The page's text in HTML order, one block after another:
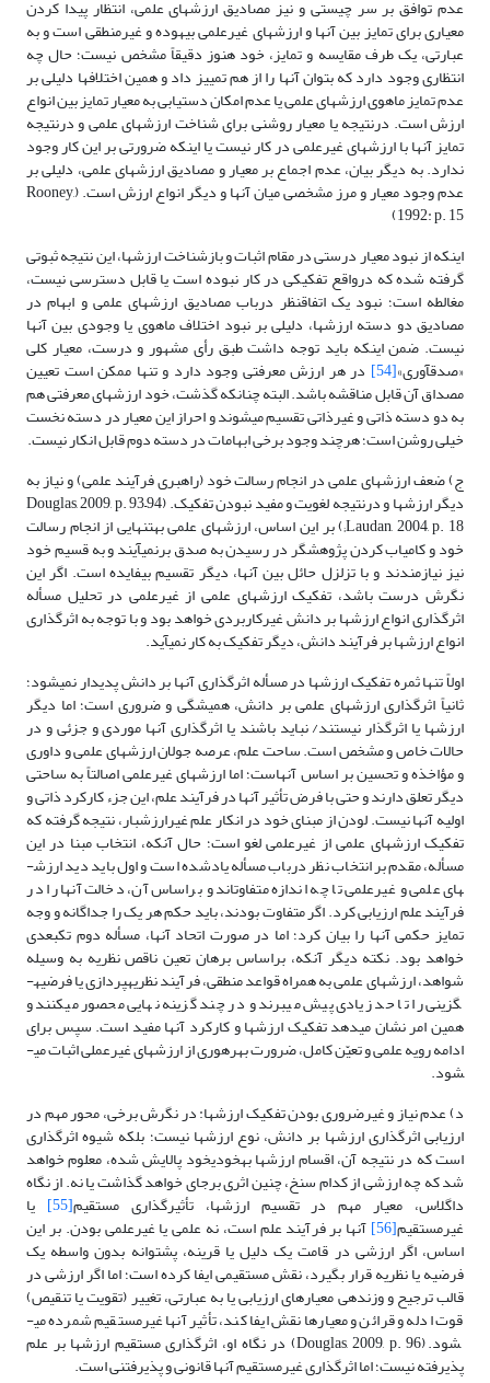
عدم توافق بر سر چیستی و نیز مصادیق ارزش­های علمی، انتظار پیدا کردن
معیاری برای تمایز بین آنها و ارزش­های غیرعلمی بیهوده و غیرمنطقی است و به
عبارتی، یک طرف مقایسه و تمایز، خود هنوز دقیقاً مشخص نیست؛ حال چه
انتظاری وجود دارد که بتوان آنها را از هم تمییز داد و همین اختلاف­ها دلیلی بر
عدم تمایز ماهوی ارزش­های علمی یا عدم امکان دستیابی به معیار تمایز بین انواع
ارزش است. درنتیجه یا معیار روشنی برای شناخت ارزش­های علمی و درنتیجه
تمایز آنها با ارزش­های غیرعلمی در کار نیست یا اینکه ضرورتی بر این کار وجود
ندارد. به دیگر بیان، عدم اجماع بر معیار و مصادیق ارزش­های علمی، دلیلی بر
عدم وجود معیار و مرز مشخصی میان آنها و دیگر انواع ارزش است. (Rooney,
1992: p. 15)
اینکه از نبود معیار درستی در مقام اثبات و بازشناخت ارزش­ها، این نتیجه ثبوتی
گرفته شده که درواقع تفکیکی در کار نبوده است یا قابل دسترسی نیست،
مغالطه است؛ نبود یک اتفاق­نظر درباب مصادیق ارزش­های علمی و ابهام در
مصادیق دو دسته ارزش­ها، دلیلی بر نبود اختلاف ماهوی یا وجودی بین آنها
نیست. ضمن اینکه باید توجه داشت طبق رأی مشهور و درست، معیار کلی
«صدق­آوری»[54] در هر ارزش معرفتی وجود دارد و تنها ممکن است تعیین
مصداق آن قابل مناقشه باشد. البته چنان­که گذشت، خود ارزش­های معرفتی هم
به دو دسته ذاتی و غیرذاتی تقسیم می­شوند و احراز این معیار در دسته نخست
خیلی روشن است؛ هرچند وجود برخی ابهامات در دسته دوم قابل انکار نیست.
ج) ضعف ارزش­های علمی در انجام رسالت خود (راهبری فرآیند علمی) و نیاز به
دیگر ارزش­ها و درنتیجه لغویت و مفید نبودن تفکیک. (Douglas, 2009, p. 93–94
Laudan, 2004, p. 18;) بر این اساس، ارزش­های علمی به­تنهایی از انجام رسالت
خود و کامیاب کردن پژوهشگر در رسیدن به صدق برنمی­آیند و به قسیم خود
نیز نیازمندند و با تزلزل حائل بین آنها، دیگر تقسیم بی­فایده است. اگر این
نگرش درست باشد، تفکیک ارزش­های علمی از غیرعلمی در تحلیل مسأله
اثرگذاری انواع ارزش­ها بر دانش غیرکاربردی خواهد بود و با توجه به اثرگذاری
انواع ارزش­ها بر فرآیند دانش، دیگر تفکیک به کار نمی­آید.
اولاً تنها ثمره تفکیک ارزش­ها در مسأله اثرگذاری آنها بر دانش پدیدار نمی­شود؛
ثانیاً اثرگذاری ارزش­های علمی بر دانش، همیشگی و ضروری است؛ اما دیگر
ارزش­ها یا اثرگذار نیستند/ نباید باشند یا اثرگذاری آنها موردی و جزئی و در
حالات خاص و مشخص است. ساحت علم، عرصه جولان ارزش­های علمی و داوری
و مؤاخذه و تحسین بر اساس آنهاست؛ اما ارزش­های غیرعلمی اصالتاً به ساحتی
دیگر تعلق دارند و حتی با فرض تأثیر آنها در فرآیند علم، این جزء کارکرد ذاتی و
اولیه آنها نیست. لودن از مبنای خود در انکار علم غیرارزش­بار، نتیجه گرفته که
تفکیک ارزش­های علمی از غیرعلمی لغو است؛ حال آنکه، انتخاب مبنا در این
مسأله، مقدم بر انتخاب نظر درباب مسأله یادشده است و اول باید دید ارزش­
های علمی و غیرعلمی تا چه اندازه متفاوت­اند و براساس آن، دخالت آنها را در
فرآیند علم ارزیابی کرد. اگر متفاوت بودند، باید حکم هر یک را جداگانه و وجه
تمایز حکمی آنها را بیان کرد؛ اما در صورت اتحاد آنها، مسأله دوم تک­بعدی
خواهد بود. نکته دیگر آنکه، براساس برهان تعین ناقص نظریه به وسیله
شواهد، ارزش­های علمی به همراه قواعد منطقی، فرآیند نظریه­پردازی یا فرضیه­
گزینی را تا حد زیادی پیش می­برند و در چند گزینه نهایی محصور می­کنند و
همین امر نشان می­دهد تفکیک ارزش­ها و کارکرد آنها مفید است. سپس برای
ادامه رویه علمی و تعیّن کامل، ضرورت بهره­وری از ارزش­های غیرعملی اثبات می­
شود.
د) عدم نیاز و غیرضروری بودن تفکیک ارزش­ها: در نگرش برخی، محور مهم در
ارزیابی اثرگذاری ارزش­ها بر دانش، نوع ارزش­ها نیست؛ بلکه شیوه اثرگذاری
است که در نتیجه آن، اقسام ارزش­ها به­خودی­خود پالایش شده، معلوم خواهد
شد که چه ارزشی از کدام سنخ، چنین اثری برجای خواهد گذاشت یا نه. از نگاه
داگلاس، معیار مهم در تقسیم ارزش­ها، تأثیرگذاری مستقیم[55] یا
غیرمستقیم[56] آنها بر فرآیند علم است، نه علمی یا غیرعلمی بودن. بر این
اساس، اگر ارزشی در قامت یک دلیل یا قرینه، پشتوانه بدون واسطه یک
فرضیه یا نظریه قرار بگیرد، نقش مستقیمی ایفا کرده است؛ اما اگر ارزشی در
قالب ترجیح و وزن­دهی معیارهای ارزیابی یا به عبارتی، تغییر (تقویت یا تنقیص)
قوت ادله و قرائن و معیارها نقش ایفا کند، تأثیر آنها غیرمستقیم شمرده می­
شود. (Douglas, 2009, p. 96) در نگاه او، اثرگذاری مستقیم ارزش­ها بر علم
پذیرفته نیست؛ اما اثرگذاری غیرمستقیم آنها قانونی و پذیرفتنی است.